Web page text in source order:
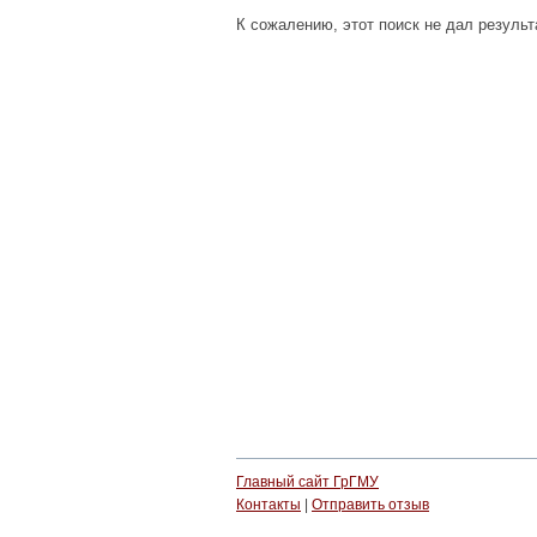
К сожалению, этот поиск не дал
Главный сайт ГрГМУ
Контакты
Отправить отзыв